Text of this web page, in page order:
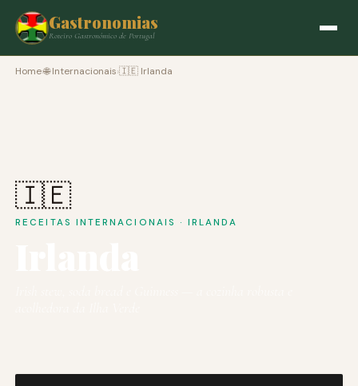
Gastronomias
Roteiro Gastronómico de Portugal
Home›🌐 Internacionais›🇮🇪 Irlanda
🇮🇪
RECEITAS INTERNACIONAIS · IRLANDA